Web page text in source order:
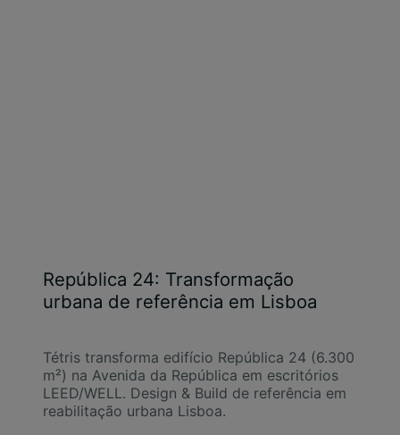
República 24: Transformação
urbana de referência em Lisboa
Tétris transforma edifício República 24 (6.300
m²) na Avenida da República em escritórios
LEED/WELL. Design & Build de referência em
reabilitação urbana Lisboa.